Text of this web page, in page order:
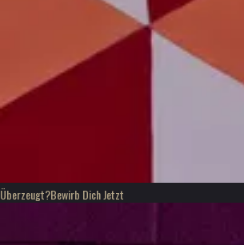
Überzeugt?Bewirb Dich Jetzt